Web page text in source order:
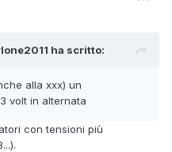
ha scritto:
alla xxx) un
volt in alternata
con tensioni più